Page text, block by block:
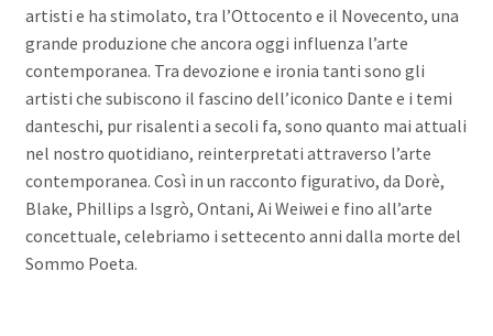
artisti e ha stimolato, tra l’Ottocento e il Novecento, una
grande produzione che ancora oggi influenza l’arte
contemporanea. Tra devozione e ironia tanti sono gli
artisti che subiscono il fascino dell’iconico Dante e i temi
danteschi, pur risalenti a secoli fa, sono quanto mai attuali
nel nostro quotidiano, reinterpretati attraverso l’arte
contemporanea. Così in un racconto figurativo, da Dorè,
Blake, Phillips a Isgrò, Ontani, Ai Weiwei e fino all’arte
concettuale, celebriamo i settecento anni dalla morte del
Sommo Poeta.